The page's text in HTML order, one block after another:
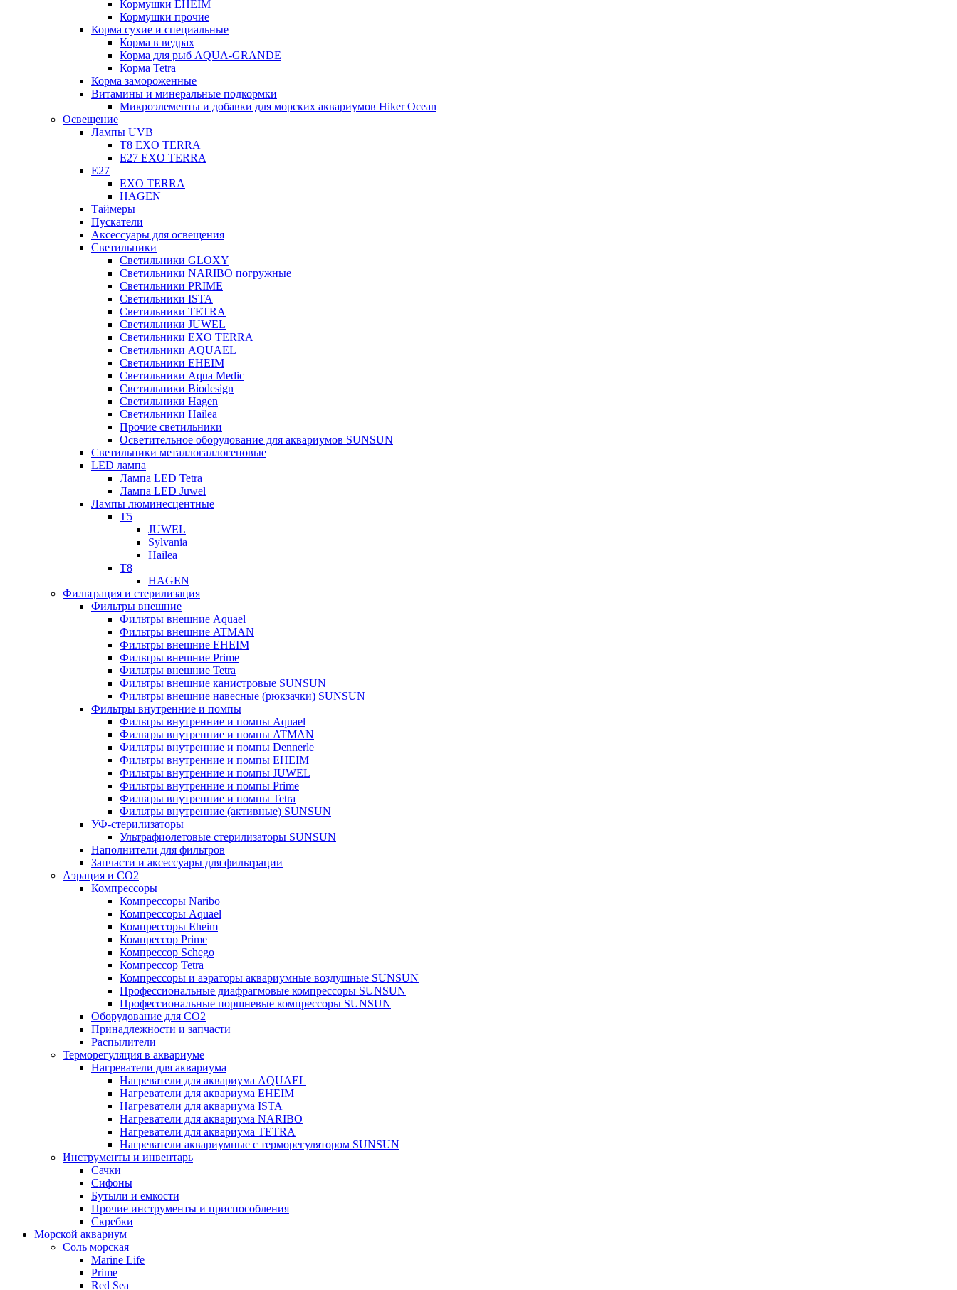
Кормушки EHEIM
Кормушки прочие
Корма сухие и специальные
Корма в ведрах
Корма для рыб AQUA-GRANDE
Корма Tetra
Корма замороженные
Витамины и минеральные подкормки
Микроэлементы и добавки для морских аквариумов Hiker Ocean
Освещение
Лампы UVB
Т8 EXO TERRA
Е27 EXO TERRA
Е27
EXO TERRA
HAGEN
Таймеры
Пускатели
Аксессуары для освещения
Светильники
Светильники GLOXY
Светильники NARIBO погружные
Светильники PRIME
Светильники ISTA
Светильники TETRA
Светильники JUWEL
Светильники EXO TERRA
Светильники AQUAEL
Светильники EHEIM
Светильники Aqua Medic
Светильники Biodesign
Светильники Hagen
Светильники Hailea
Прочие светильники
Осветительное оборудование для аквариумов SUNSUN
Светильники металлогаллогеновые
LED лампа
Лампа LED Tetra
Лампа LED Juwel
Лампы люминесцентные
T5
JUWEL
Sylvania
Hailea
T8
HAGEN
Фильтрация и стерилизация
Фильтры внешние
Фильтры внешние Aquael
Фильтры внешние ATMAN
Фильтры внешние EHEIM
Фильтры внешние Prime
Фильтры внешние Tetra
Фильтры внешние канистровые SUNSUN
Фильтры внешние навесные (рюкзачки) SUNSUN
Фильтры внутренние и помпы
Фильтры внутренние и помпы Aquael
Фильтры внутренние и помпы ATMAN
Фильтры внутренние и помпы Dennerle
Фильтры внутренние и помпы EHEIM
Фильтры внутренние и помпы JUWEL
Фильтры внутренние и помпы Prime
Фильтры внутренние и помпы Tetra
Фильтры внутренние (активные) SUNSUN
УФ-стерилизаторы
Ультрафиолетовые стерилизаторы SUNSUN
Наполнители для фильтров
Запчасти и аксессуары для фильтрации
Аэрация и CO2
Компрессоры
Компрессоры Naribo
Компрессоры Aquael
Компрессоры Eheim
Компрессор Prime
Компрессор Schego
Компрессор Tetra
Компрессоры и аэраторы аквариумные воздушные SUNSUN
Профессиональные диафрагмовые компрессоры SUNSUN
Профессиональные поршневые компрессоры SUNSUN
Оборудование для CO2
Принадлежности и запчасти
Распылители
Терморегуляция в аквариуме
Нагреватели для аквариума
Нагреватели для аквариума AQUAEL
Нагреватели для аквариума EHEIM
Нагреватели для аквариума ISTA
Нагреватели для аквариума NARIBO
Нагреватели для аквариума TETRA
Нагреватели аквариумные с терморегулятором SUNSUN
Инструменты и инвентарь
Сачки
Сифоны
Бутыли и емкости
Прочие инструменты и приспособления
Скребки
Морской аквариум
Соль морская
Marine Life
Prime
Red Sea